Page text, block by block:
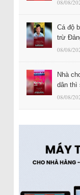
08/08/
Cá độ
trừ
08/08/
Nhà
dân thì
08/08/